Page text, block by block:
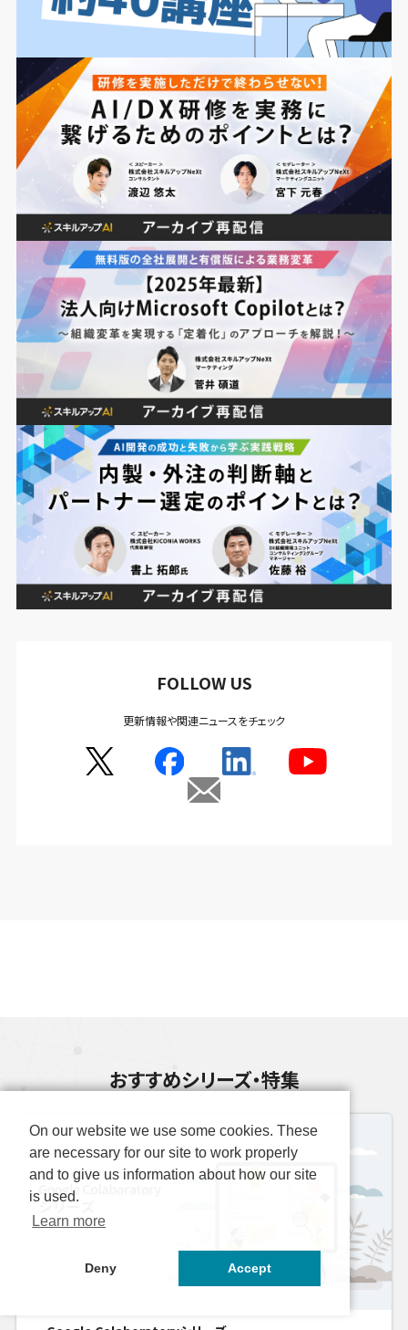
FOLLOW US
更新情報や関連ニュースをチェック
おすすめシリーズ・特集
On our website we use some cookies. These
are necessary for our site to work properly
and to give us information about how our site
is used.
Learn more
Deny Accept